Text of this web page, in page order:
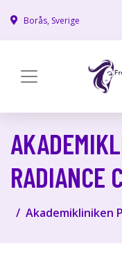
Borås, Sverige
RADIANCE
Akademikliniken